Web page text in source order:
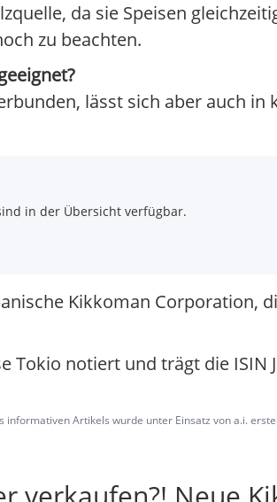
da sie Speisen
zu beachten.
lässt sich aber auch in
in der Übersicht verfügbar.
Kikkoman Corporation,
notiert und trägt die ISIN
Artikels wurde unter Einsatz von a.i.